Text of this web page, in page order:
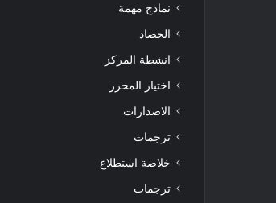
نماذج مهمة
الحصاد
انشطة المركز
اختيار المحرر
الاصدارات
ترجمات
خلاصة استطلاع
ترجمات